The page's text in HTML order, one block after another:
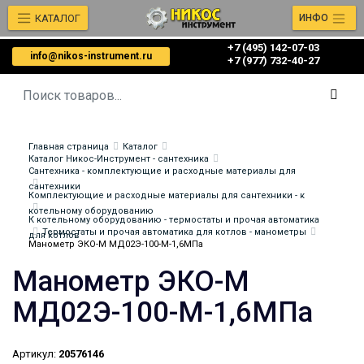
info@nikos-instrument.ru
+7 (495) 142-07-03
‎‎+7 (977) 732-40-27
КАТАЛОГ ИНФО
Главная страница
Каталог
Каталог Никос-Инструмент - сантехника
Сантехника - комплектующие и расходные материалы для
сантехники
Комплектующие и расходные материалы для сантехники - к
котельному оборудованию
К котельному оборудованию - термостаты и прочая автоматика
для котлов
Термостаты и прочая автоматика для котлов - манометры
Манометр ЭКО-М МД02Э-100-М-1,6МПа
Манометр ЭКО-М
МД02Э-100-М-1,6МПа
Артикул: 20576146